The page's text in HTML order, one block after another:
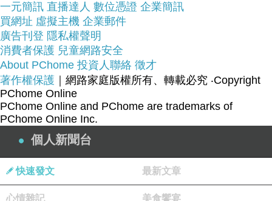
服務這麼優，當然在網路購物最好啦~~
看【東方翡翠寶石】財神爺A貨天然翡翠吊墜花件-
白翡、糯種、些微透光-CG004(翡翠項鍊、翡翠玉
珮)~~
商品網址:
一元簡訊 直播達人 數位憑證 企業簡訊
買網址 虛擬主機 企業郵件
廣告刊登 隱私權聲明
消費者保護 兒童網路安全
About PChome 投資人聯絡 徵才
著作權保護 ｜網路家庭版權所有、轉載必究 ‧Copyright
PChome Online
PChome Online and PChome are trademarks of
PChome Online Inc.
個人新聞台
快速發文 最新文章
心情雜記 美食饗宴